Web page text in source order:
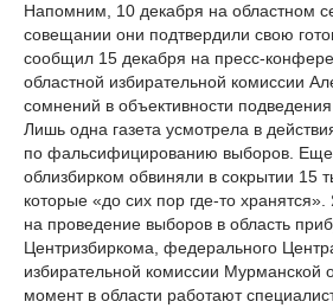
Напомним, 10 декабря на областном
совещании они подтвердили свою
сообщил 15 декабря на пресс-
областной избирательной комиссии
сомнений в объективности
Лишь одна газета усмотрела в
по фальсифицированию выборов.
облизбирком обвиняли в сокрытии 15
которые «до сих пор где-то
на проведение выборов в область
Центризбиркома, федерального
избирательной комиссии Мурманской
момент в области работают